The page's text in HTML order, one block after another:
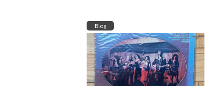
Blog